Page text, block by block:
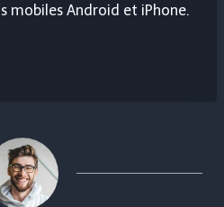
mobiles Android et iPhone.